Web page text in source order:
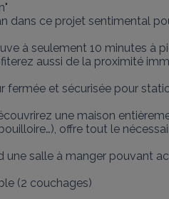
dans ce projet sentimental
à seulement 10 minutes à
aussi de la proximité
fermée et sécurisée pour
une maison
offre tout le
salle à manger pouvant